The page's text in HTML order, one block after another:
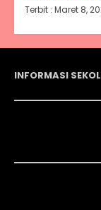
Terbit : Maret 8,
INFORMASI